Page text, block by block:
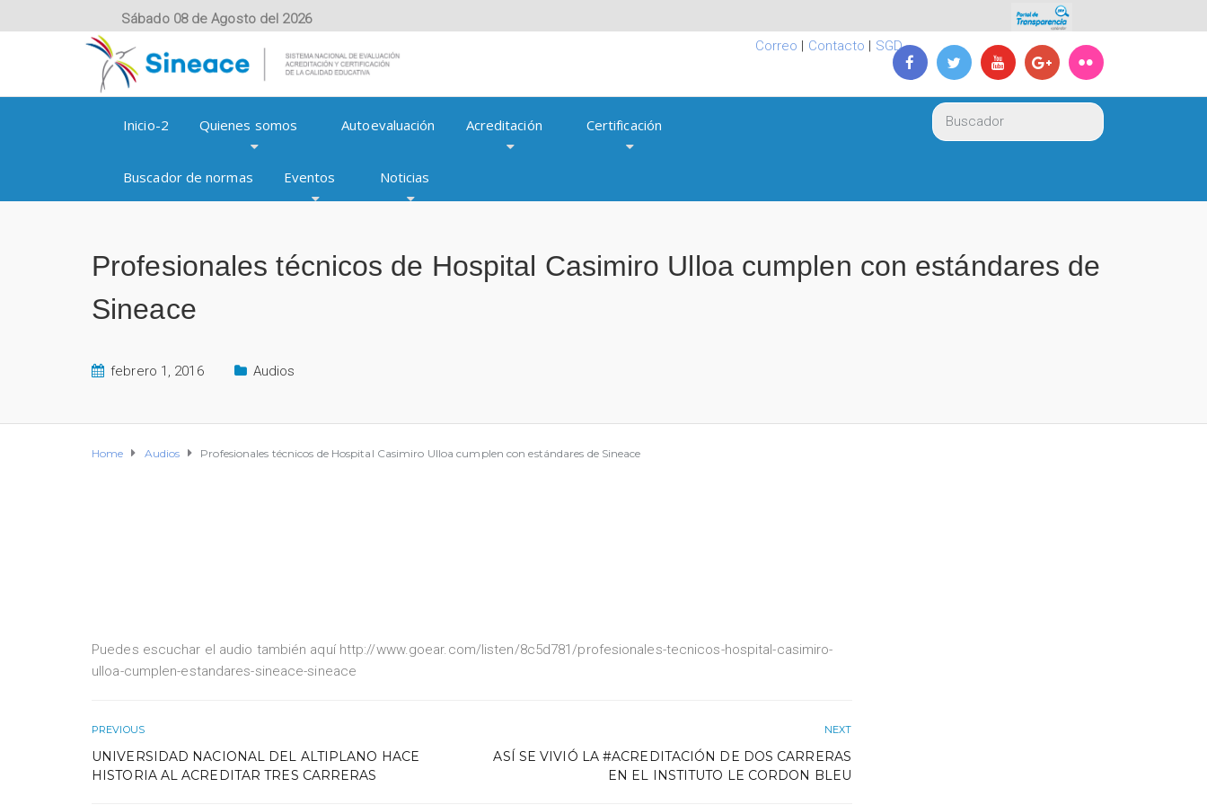
Sábado 08 de Agosto del 2026
Correo | Contacto | SGD
Inicio-2 Quienes somos Autoevaluación Acreditación Certificación
Buscador de normas Eventos Noticias
Profesionales técnicos de Hospital Casimiro Ulloa cumplen con estándares de
Sineace
febrero 1, 2016 Audios
Home Audios Profesionales técnicos de Hospital Casimiro Ulloa cumplen con estándares de Sineace
Puedes escuchar el audio también aquí http://www.goear.com/listen/8c5d781/profesionales-tecnicos-hospital-casimiro-
ulloa-cumplen-estandares-sineace-sineace
PREVIOUS
UNIVERSIDAD NACIONAL DEL ALTIPLANO HACE
HISTORIA AL ACREDITAR TRES CARRERAS
NEXT
ASÍ SE VIVIÓ LA #ACREDITACIÓN DE DOS CARRERAS
EN EL INSTITUTO LE CORDON BLEU